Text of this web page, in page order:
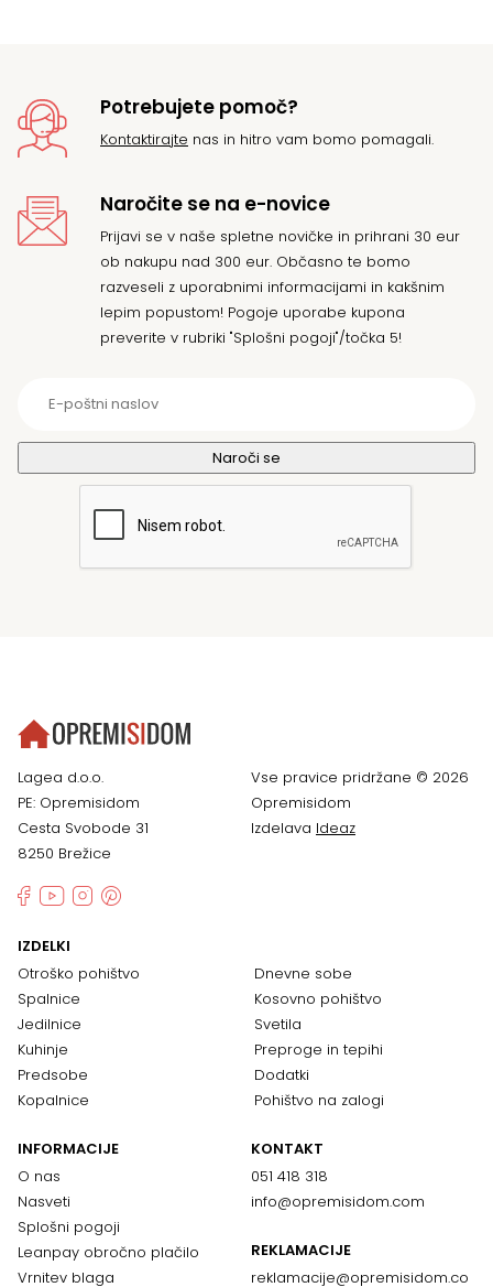
Potrebujete pomoč?
Kontaktirajte nas in hitro vam bomo pomagali.
Naročite se na e-novice
Prijavi se v naše spletne novičke in prihrani 30 eur
ob nakupu nad 300 eur. Občasno te bomo
razveseli z uporabnimi informacijami in kakšnim
lepim popustom! Pogoje uporabe kupona
preverite v rubriki "Splošni pogoji"/točka 5!
Lagea d.o.o.
PE: Opremisidom
Cesta Svobode 31
8250 Brežice
Vse pravice pridržane © 2026
Opremisidom
Izdelava Ideaz
IZDELKI
Otroško pohištvo
Spalnice
Jedilnice
Kuhinje
Predsobe
Kopalnice
Dnevne sobe
Kosovno pohištvo
Svetila
Preproge in tepihi
Dodatki
Pohištvo na zalogi
INFORMACIJE
O nas
Nasveti
Splošni pogoji
Leanpay obročno plačilo
Vrnitev blaga
KONTAKT
051 418 318
info@opremisidom.com
REKLAMACIJE
reklamacije@opremisidom.co